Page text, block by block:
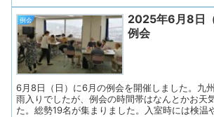
るチームはどこ？）」 6日の開幕後、宮崎県
が、地元九州国際大付属（福岡）は初戦突
（鹿児島）は18得点の大勝。 ちょうどこの例
（長崎）と天理（奈良）が対戦中。2対2の同点
は…？ これからの出場校は、明豊（大分）、
（沖縄）、九州学院（熊本）。 すぐお隣の下
（山口）が1回戦勝利ということで、急遽山口県
想となりました。 一番人気はやはり地...
例会
2025年6月8日
例会
6月8日（日）に6月の例会を開催しました。九
雨入りでしたが、例会の時間帯はなんとかお天
た。総勢19名が集まりました。入室時には検温